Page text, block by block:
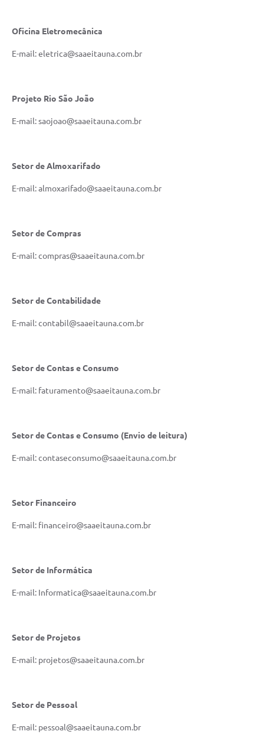
Oficina Eletromecânica
E-mail: eletrica@saaeitauna.com.br
Projeto Rio São João
E-mail: saojoao@saaeitauna.com.br
Setor de Almoxarifado
E-mail: almoxarifado@saaeitauna.com.br
Setor de Compras
E-mail: compras@saaeitauna.com.br
Setor de Contabilidade
E-mail: contabil@saaeitauna.com.br
Setor de Contas e Consumo
E-mail: faturamento@saaeitauna.com.br
Setor de Contas e Consumo (Envio de leitura)
E-mail: contaseconsumo@saaeitauna.com.br
Setor Financeiro
E-mail: financeiro@saaeitauna.com.br
Setor de Informática
E-mail: Informatica@saaeitauna.com.br
Setor de Projetos
E-mail: projetos@saaeitauna.com.br
Setor de Pessoal
E-mail: pessoal@saaeitauna.com.br